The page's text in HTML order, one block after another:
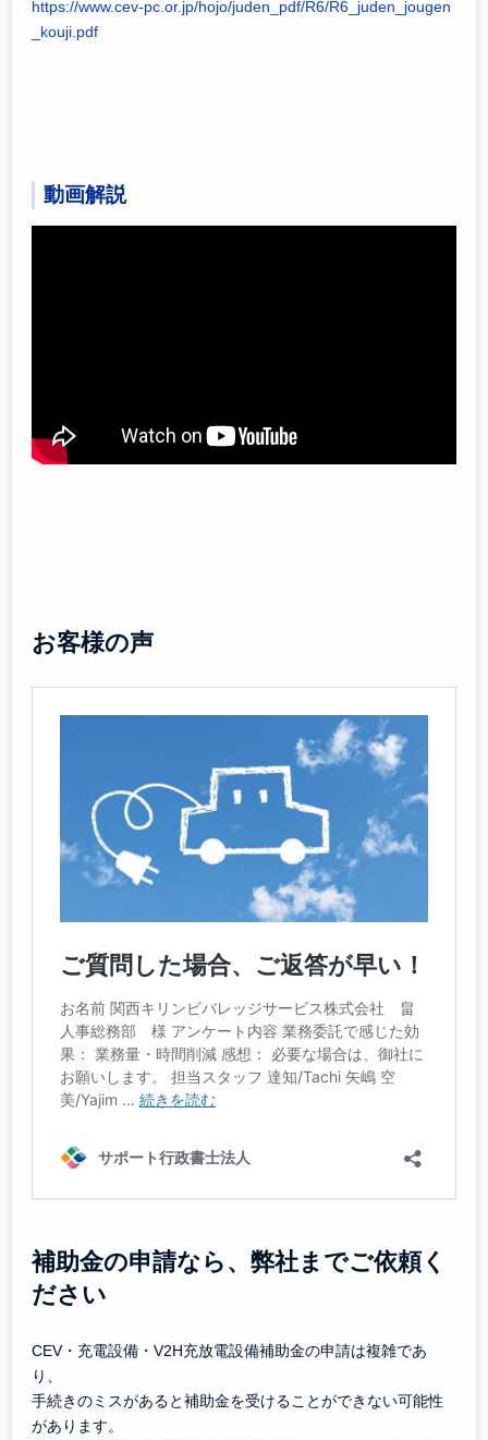
https://www.cev-pc.or.jp/hojo/juden_pdf/R6/R6_juden_jougen
_kouji.pdf
動画解説
お客様の声
補助金の申請なら、弊社までご依頼く
ださい
CEV・充電設備・V2H充放電設備補助金の申請は複雑であ
り、
手続きのミスがあると補助金を受けることができない可能性
があります。